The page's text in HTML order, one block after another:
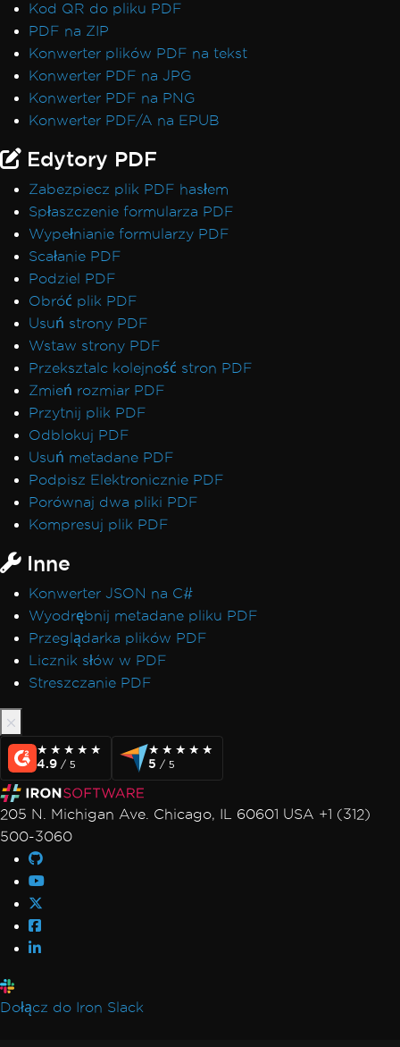
Kod QR do pliku PDF
PDF na ZIP
Konwerter plików PDF na tekst
Konwerter PDF na JPG
Konwerter PDF na PNG
Konwerter PDF/A na EPUB
Edytory PDF
Zabezpiecz plik PDF hasłem
Spłaszczenie formularza PDF
Wypełnianie formularzy PDF
Scałanie PDF
Podziel PDF
Obróć plik PDF
Usuń strony PDF
Wstaw strony PDF
Przeksztalc kolejność stron PDF
Zmień rozmiar PDF
Przytnij plik PDF
Odblokuj PDF
Usuń metadane PDF
Podpisz Elektronicznie PDF
Porównaj dwa pliki PDF
Kompresuj plik PDF
Inne
Konwerter JSON na C#
Wyodrębnij metadane pliku PDF
Przeglądarka plików PDF
Licznik słów w PDF
Streszczanie PDF
★★★★★
★★★★★
4.9 / 5
★★★★★
★★★★★
5 / 5
205 N. Michigan Ave. Chicago, IL 60601 USA +1 (312)
500-3060
Dołącz do Iron Slack